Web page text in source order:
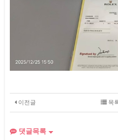
이전글 목
댓글목록